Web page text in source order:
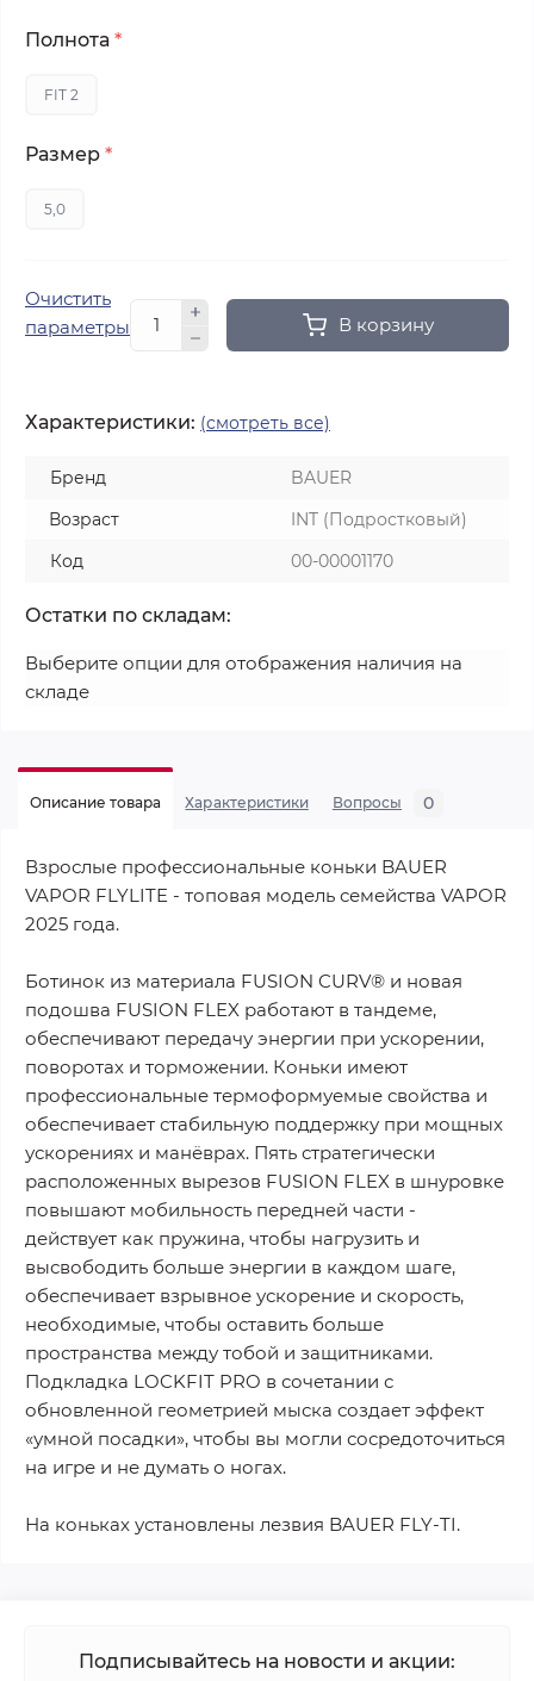
Полнота *
FIT 2
Размер *
5,0
Очистить
параметры
В корзину
Характеристики: (смотреть все)
Бренд
BAUER
Возраст
INT (Подростковый)
Код
00-00001170
Остатки по складам:
Выберите опции для отображения наличия на
складе
Описание товара Характеристики Вопросы 0
Взрослые профессиональные коньки BAUER
VAPOR FLYLITE - топовая модель семейства VAPOR
2025 года.
Ботинок из материала FUSION CURV® и новая
подошва FUSION FLEX работают в тандеме,
обеспечивают передачу энергии при ускорении,
поворотах и торможении. Коньки имеют
профессиональные термоформуемые свойства и
обеспечивает стабильную поддержку при мощных
ускорениях и манёврах. Пять стратегически
расположенных вырезов FUSION FLEX в шнуровке
повышают мобильность передней части -
действует как пружина, чтобы нагрузить и
высвободить больше энергии в каждом шаге,
обеспечивает взрывное ускорение и скорость,
необходимые, чтобы оставить больше
пространства между тобой и защитниками.
Подкладка LOCKFIT PRO в сочетании с
обновленной геометрией мыска создает эффект
«умной посадки», чтобы вы могли сосредоточиться
на игре и не думать о ногах.
На коньках установлены лезвия BAUER FLY-TI.
Подписывайтесь на новости и акции: